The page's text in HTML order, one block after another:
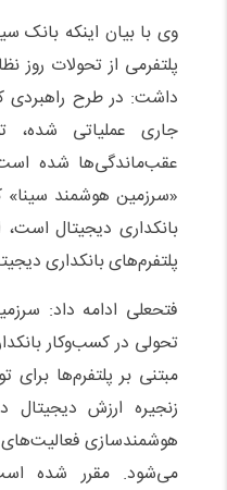
وی با بیان اینکه بانک
پلتفرمی از تحولات روز
داشت: در طرح راهبردی
جاری عملیاتی شده،
عقب‌ماندگی‌ها شده
«سرزمین هوشمند سینا»
بانکداری دیجیتال است،
پلتفرم‌های بانکداری
فتحعلی ادامه داد:
تحولی در کسب‌وکار
مبتنی بر پلتفرم‌ها برای
زنجیره ارزش دیجیتال
هوشمندسازی
می‌شود. مقرر شده